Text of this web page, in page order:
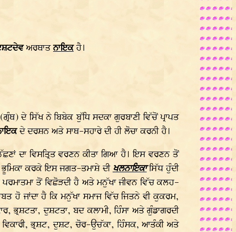
ਅਰਥਾਤਨਾਇਕਹੈ।
ਦੇ ਸਿੱਖ ਨੇ ਬਿਬੇਕ ਬੁੱਧਿ ਸਦਕਾ ਗੁਰਬਾਣੀ ਵਿੱਚੋਂ ਪ੍ਰਾਪਤ
ਦੇ ਦਰਸ਼ਨ ਅਤੇ ਸਾਥ-ਸਹਾਰੇ ਦੀ ਹੀ ਲੋਚਾ ਕਰਨੀ ਹੈ।
ਦਾ ਵਿਸਤ੍ਰਿਤ ਵਰਣਨ ਕੀਤਾ ਗਿਆ ਹੈ। ਇਸ ਵਰਣਨ ਤੋਂ
ਭੂਮਿਕਾ ਕਰਕੇ ਇਸ ਜਗਤ-ਤਮਾਸ਼ੇ ਦੀਖਲਨਾਇਕਾਸਿੱਧ ਹੁੰਦੀ
ਪਰਮਾਤਮਾ ਤੋਂ ਵਿਛੋੜਦੀ ਹੈ ਅਤੇ ਮਨੁੱਖਾ ਜੀਵਨ ਵਿੱਚ ਕਲਹ-
ਹੋ ਜਾਂਦਾ ਹੈ ਕਿ ਮਨੁੱਖਾ ਸਮਾਜ ਵਿੱਚ ਜਿਤਨੇ ਵੀ ਕੁਕਰਮ,
ਭ੍ਰਸ਼ਟਤਾ, ਦੁਸ਼ਟਤਾ, ਬਦ ਕਲਾਮੀ, ਹਿੰਸਾ ਅਤੇ ਗੁੰਡਾਗਰਦੀ
ਭ੍ਰਸ਼ਟ, ਦੁਸ਼ਟ, ਚੋਰ-ਉਚੱਕਾ, ਹਿੰਸਕ, ਆਤੰਕੀ ਅਤੇ